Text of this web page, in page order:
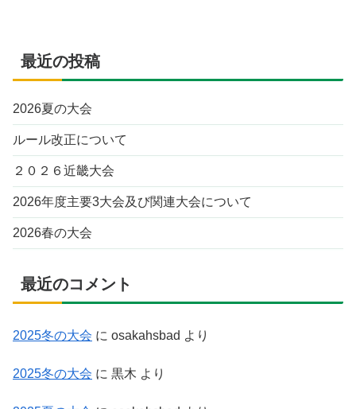
最近の投稿
2026夏の大会
ルール改正について
２０２６近畿大会
2026年度主要3大会及び関連大会について
2026春の大会
最近のコメント
2025冬の大会 に osakahsbad より
2025冬の大会 に 黒木 より